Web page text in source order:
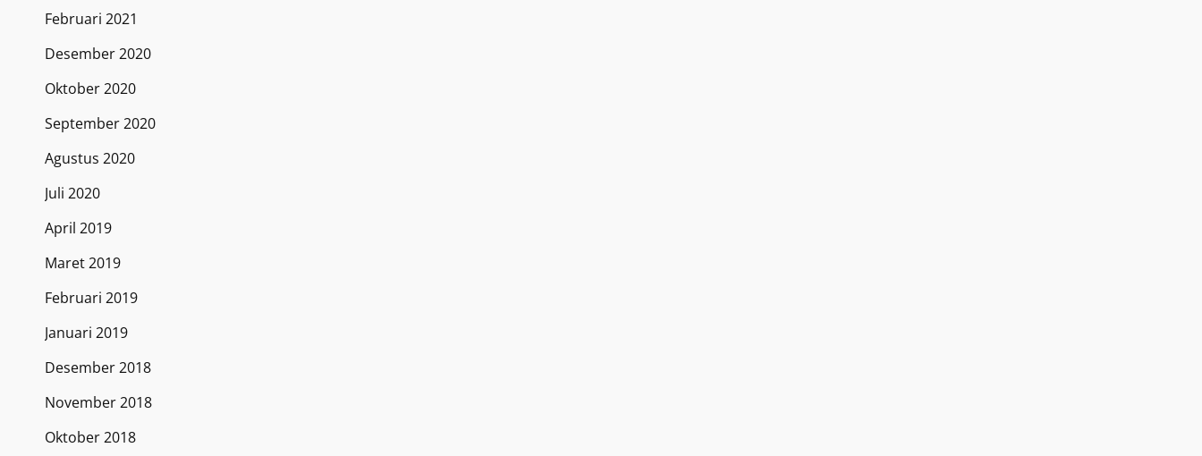
Februari 2021
Desember 2020
Oktober 2020
September 2020
Agustus 2020
Juli 2020
April 2019
Maret 2019
Februari 2019
Januari 2019
Desember 2018
November 2018
Oktober 2018